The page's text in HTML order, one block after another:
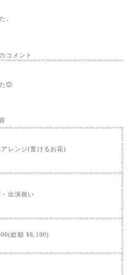
。
コメント
😊
レンジ(置けるお花)
出演祝い
総額 ¥8,190)